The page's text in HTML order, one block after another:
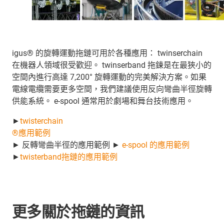
igus® 的旋轉運動拖鏈可用於各種應用： twinserchain
在機器人領域很受歡迎。 twinserband 拖鍊是在最狹小的
空間內進行高達 7,200° 旋轉運動的完美解決方案。如果
電線電纜需要更多空間，我們建議使用反向彎曲半徑旋轉
供能系統。 e-spool 通常用於劇場和舞台技術應用。
►twisterchain
®應用範例
► 反轉彎曲半徑的應用範例 ► e-spool 的應用範例
►twisterband拖鏈的應用範例
更多關於拖鏈的資訊